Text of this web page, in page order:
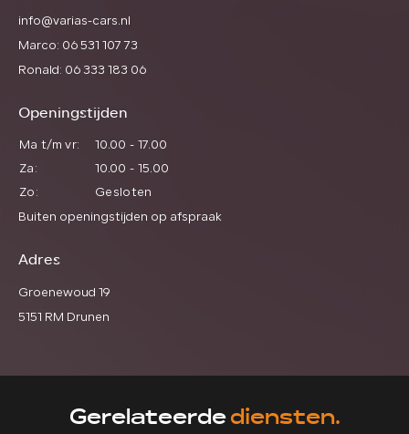
info@varias-cars.nl
Marco: 06 531 107 73
Ronald: 06 333 183 06
Openingstijden
Ma t/m vr:
10.00 - 17.00
Za:
10.00 - 15.00
Zo:
Gesloten
Buiten openingstijden op afspraak
Adres
Groenewoud 19
5151 RM Drunen
Gerelateerdediensten.